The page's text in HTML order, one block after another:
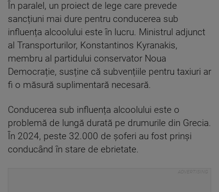
În paralel, un proiect de lege care prevede
sancțiuni mai dure pentru conducerea sub
influența alcoolului este în lucru. Ministrul adjunct
al Transporturilor, Konstantinos Kyranakis,
membru al partidului conservator Noua
Democrație, susține că subvențiile pentru taxiuri ar
fi o măsură suplimentară necesară.
Conducerea sub influența alcoolului este o
problemă de lungă durată pe drumurile din Grecia.
În 2024, peste 32.000 de șoferi au fost prinși
conducând în stare de ebrietate.